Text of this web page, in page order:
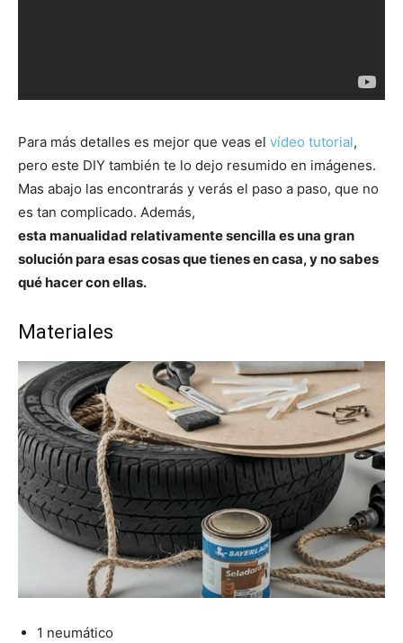
Para más detalles es mejor que veas el vídeo tutorial,
pero este DIY también te lo dejo resumido en imágenes.
Mas abajo las encontrarás y verás el paso a paso, que no
es tan complicado. Además,
esta manualidad relativamente sencilla es una gran
solución para esas cosas que tienes en casa, y no sabes
qué hacer con ellas.
Materiales
1 neumático